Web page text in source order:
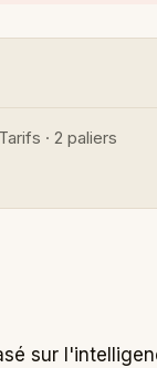
Tarifs · 2 paliers
sur